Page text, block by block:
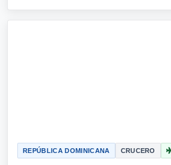
REPÚBLICA DOMINICANA CRUCERO